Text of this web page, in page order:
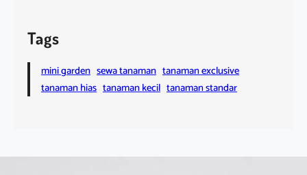
Tags
mini garden sewa tanaman tanaman exclusive
tanaman hias tanaman kecil tanaman standar